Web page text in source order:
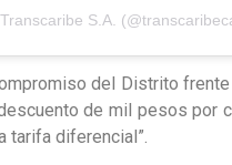
S.A.
del Distrito
de mil pesos por
tarifa diferencial”.